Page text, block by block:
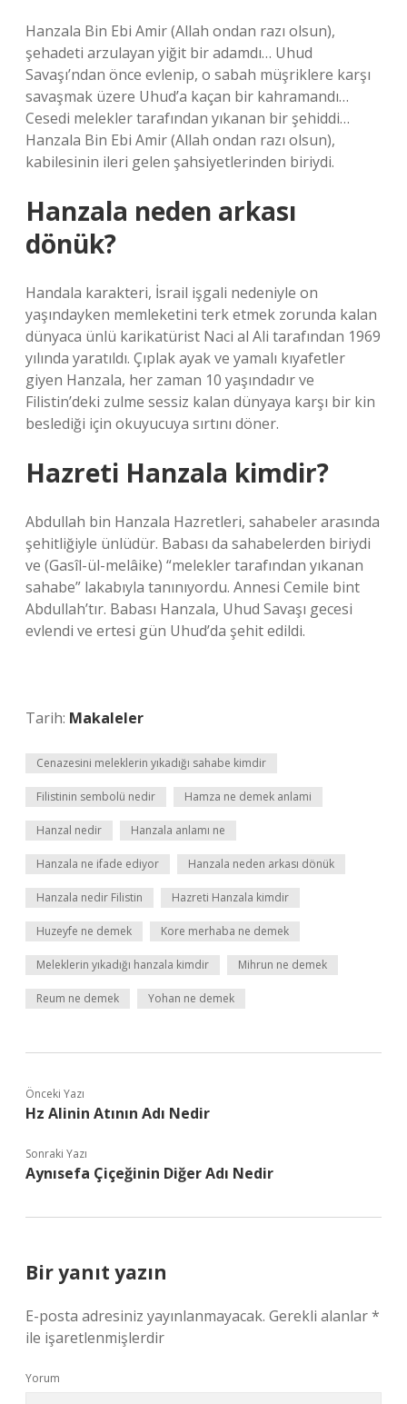
Hanzala Bin Ebi Amir (Allah ondan razı olsun),
şehadeti arzulayan yiğit bir adamdı… Uhud
Savaşı’ndan önce evlenip, o sabah müşriklere karşı
savaşmak üzere Uhud’a kaçan bir kahramandı…
Cesedi melekler tarafından yıkanan bir şehiddi…
Hanzala Bin Ebi Amir (Allah ondan razı olsun),
kabilesinin ileri gelen şahsiyetlerinden biriydi.
Hanzala neden arkası
dönük?
Handala karakteri, İsrail işgali nedeniyle on
yaşındayken memleketini terk etmek zorunda kalan
dünyaca ünlü karikatürist Naci al Ali tarafından 1969
yılında yaratıldı. Çıplak ayak ve yamalı kıyafetler
giyen Hanzala, her zaman 10 yaşındadır ve
Filistin’deki zulme sessiz kalan dünyaya karşı bir kin
beslediği için okuyucuya sırtını döner.
Hazreti Hanzala kimdir?
Abdullah bin Hanzala Hazretleri, sahabeler arasında
şehitliğiyle ünlüdür. Babası da sahabelerden biriydi
ve (Gasîl-ül-melâike) “melekler tarafından yıkanan
sahabe” lakabıyla tanınıyordu. Annesi Cemile bint
Abdullah’tır. Babası Hanzala, Uhud Savaşı gecesi
evlendi ve ertesi gün Uhud’da şehit edildi.
Tarih: Makaleler
Cenazesini meleklerin yıkadığı sahabe kimdir
Filistinin sembolü nedir Hamza ne demek anlami
Hanzal nedir Hanzala anlamı ne
Hanzala ne ifade ediyor Hanzala neden arkası dönük
Hanzala nedir Filistin Hazreti Hanzala kimdir
Huzeyfe ne demek Kore merhaba ne demek
Meleklerin yıkadığı hanzala kimdir Mihrun ne demek
Reum ne demek Yohan ne demek
Önceki Yazı
Hz Alinin Atının Adı Nedir
Sonraki Yazı
Aynısefa Çiçeğinin Diğer Adı Nedir
Bir yanıt yazın
E-posta adresiniz yayınlanmayacak. Gerekli alanlar*
ile işaretlenmişlerdir
Yorum